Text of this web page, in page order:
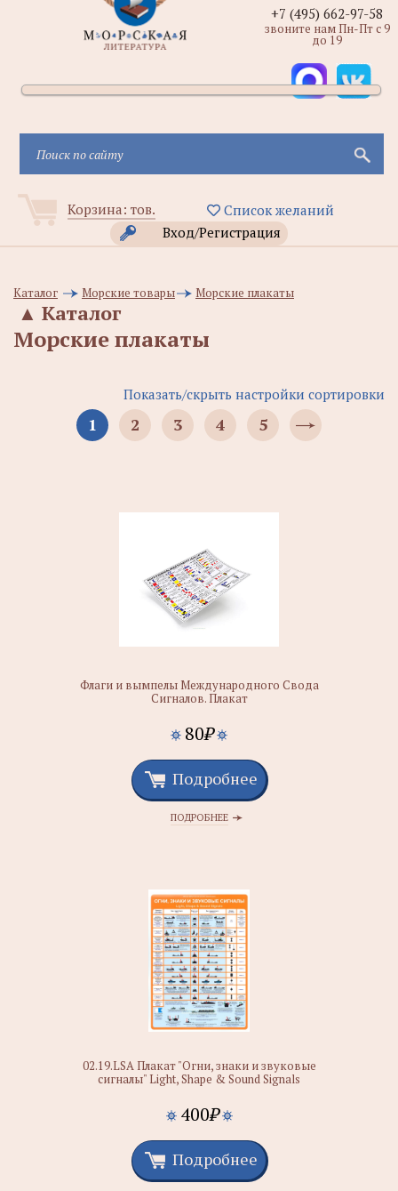
Корзина: тов.
Список желаний
Вход/Регистрация
+7 (495) 662-97-58
звоните нам Пн-Пт с 9
до 19
Каталог Морские товары Морские плакаты
Каталог
▲
Морские плакаты
Показать/скрыть настройки сортировки
1 2 3 4 5
Флаги и вымпелы Международного Свода
Сигналов. Плакат
80₽
Подробнее
ПОДРОБНЕЕ
02.19.LSA Плакат "Огни, знаки и звуковые
сигналы" Light, Shape & Sound Signals
400₽
Подробнее